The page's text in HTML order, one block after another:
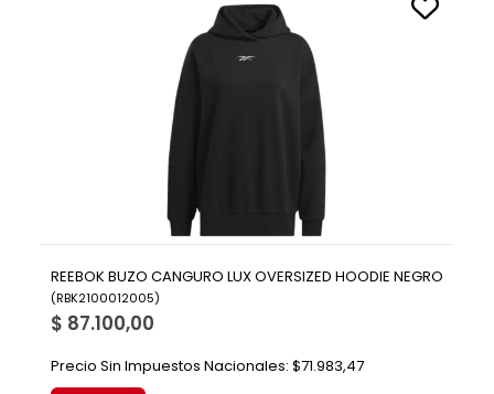
REEBOK BUZO CANGURO LUX OVERSIZED HOODIE NEGRO
(RBK2100012005)
$ 87.100,00
Precio Sin Impuestos Nacionales: $71.983,47